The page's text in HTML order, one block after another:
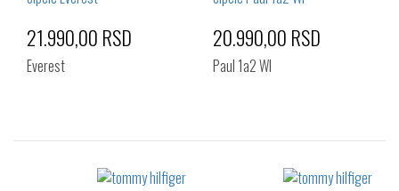
Izaberi željeni broj:
21.990,00 RSD
Everest
Izaberi željeni broj:
20.990,00 RSD
Paul 1a2 Wl